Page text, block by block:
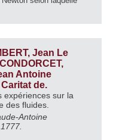
Jean Le
Antoine
de.
expériences sur la
des fluides.
Antoine